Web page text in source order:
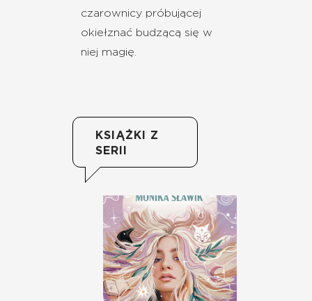
czarownicy próbującej
okiełznać budzącą się w
niej magię.
KSIĄŻKI Z
SERII